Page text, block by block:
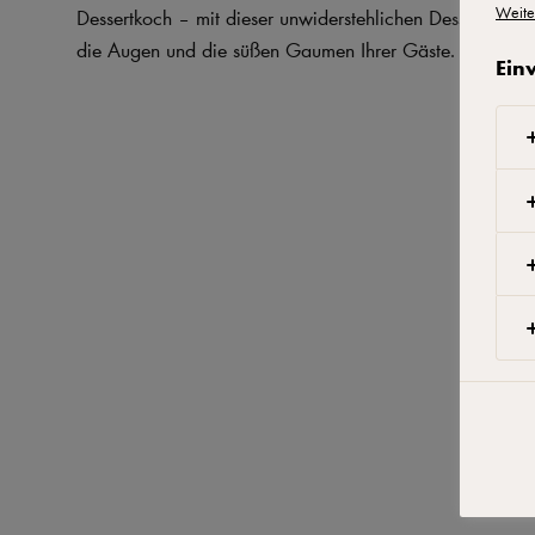
Dessertkoch – mit dieser unwiderstehlichen Dessertpizza
die Augen und die süßen Gaumen Ihrer Gäste.